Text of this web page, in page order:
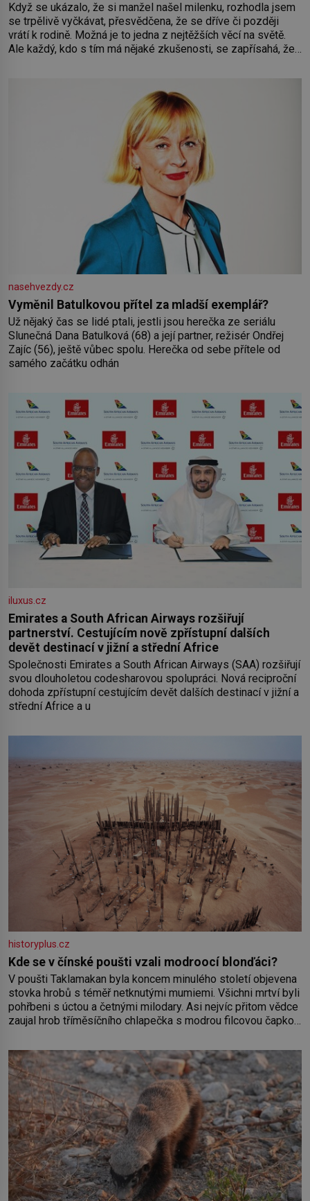
Když se ukázalo, že si manžel našel milenku, rozhodla jsem
se trpělivě vyčkávat, přesvědčena, že se dříve či později
vrátí k rodině. Možná je to jedna z nejtěžších věcí na světě.
Ale každý, kdo s tím má nějaké zkušenosti, se zapřísahá, že
nasehvezdy.cz
Vyměnil Batulkovou přítel za mladší exemplář?
Už nějaký čas se lidé ptali, jestli jsou herečka ze seriálu
Slunečná Dana Batulková (68) a její partner, režisér Ondřej
Zajíc (56), ještě vůbec spolu. Herečka od sebe přítele od
samého začátku odhán
iluxus.cz
Emirates a South African Airways rozšiřují
partnerství. Cestujícím nově zpřístupní dalších
devět destinací v jižní a střední Africe
Společnosti Emirates a South African Airways (SAA) rozšiřují
svou dlouholetou codesharovou spolupráci. Nová reciproční
dohoda zpřístupní cestujícím devět dalších destinací v jižní a
střední Africe a u
historyplus.cz
Kde se v čínské poušti vzali modroocí blonďáci?
V poušti Taklamakan byla koncem minulého století objevena
stovka hrobů s téměř netknutými mumiemi. Všichni mrtví byli
pohřbeni s úctou a četnými milodary. Asi nejvíc přitom vědce
zaujal hrob tříměsíčního chlapečka s modrou filcovou čapkou,
nesmírně dobře zachovalá, přičítají odborníci zdejším
klimatickým podmínkám. Sucho, prosolené písky a extrémně